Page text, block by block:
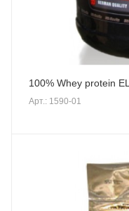
100% Whey protein
Арт.: 1590-01